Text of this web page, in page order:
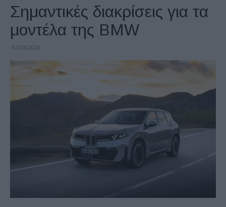
Σημαντικές διακρίσεις για τα
μοντέλα της BMW
02/03/2026